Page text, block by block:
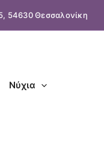
54630 Θεσσαλονίκη
Νύχια